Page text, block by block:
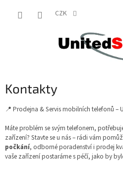
CZK
Kontakty
📍 Prodejna & Servis mobilních telefonů –
Máte problém se svým telefonem,
zařízení? Stavte se u nás – rádi vám
počkání, odborné poradenství i prodej
vaše zařízení postaráme s péčí, jako by